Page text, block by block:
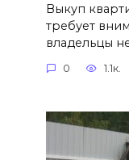
Выкуп
требует
владельцы
0 1.1к.